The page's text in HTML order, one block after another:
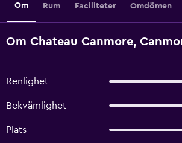
Om Rum Faciliteter Omdömen
Om Chateau Canmore,
Renlighet
Bekvämlighet
Plats